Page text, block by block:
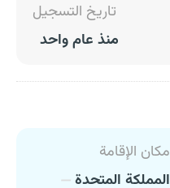
تاريخ التسجيل
منذ عام واحد
مكان الإقامة
المملكة المتحدة